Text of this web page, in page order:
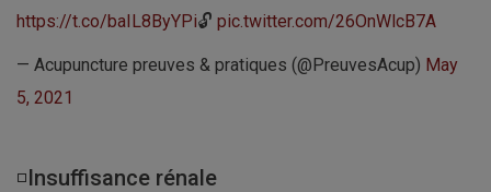
https://t.co/baIL8ByYPi🔓 pic.twitter.com/26OnWlcB7A
— Acupuncture preuves & pratiques (@PreuvesAcup) May
5, 2021
◽Insuffisance rénale